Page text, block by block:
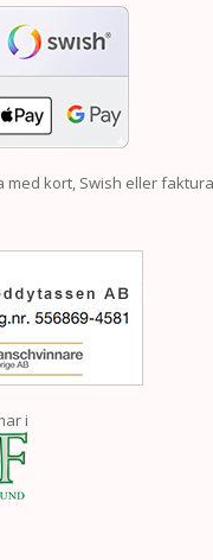
med kort, Swish eller
i